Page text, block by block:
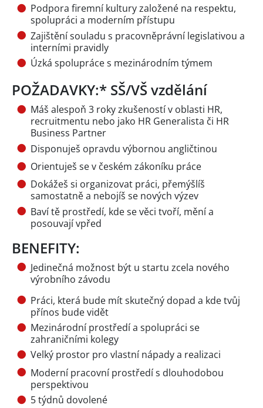
Podpora firemní kultury založené na respektu,
spolupráci a moderním přístupu
Zajištění souladu s pracovněprávní legislativou a
interními pravidly
Úzká spolupráce s mezinárodním týmem
POŽADAVKY:* SŠ/VŠ vzdělání
Máš alespoň 3 roky zkušeností v oblasti HR,
recruitmentu nebo jako HR Generalista či HR
Business Partner
Disponuješ opravdu výbornou angličtinou
Orientuješ se v českém zákoníku práce
Dokážeš si organizovat práci, přemýšlíš
samostatně a nebojíš se nových výzev
Baví tě prostředí, kde se věci tvoří, mění a
posouvají vpřed
BENEFITY:
Jedinečná možnost být u startu zcela nového
výrobního závodu
Práci, která bude mít skutečný dopad a kde tvůj
přínos bude vidět
Mezinárodní prostředí a spolupráci se
zahraničními kolegy
Velký prostor pro vlastní nápady a realizaci
Moderní pracovní prostředí s dlouhodobou
perspektivou
5 týdnů dovolené